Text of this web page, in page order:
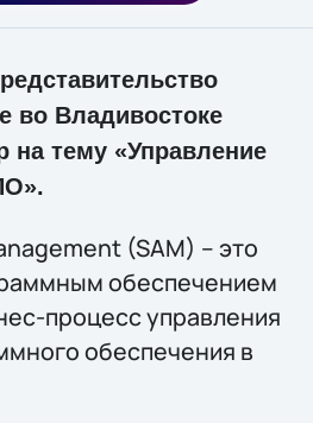
во Владивостоке
на тему «Управление
(SAM) – это
обеспечением
процесс управления
обеспечения в